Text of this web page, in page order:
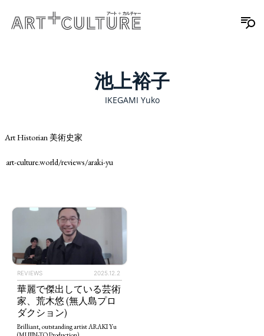
TAGS PEOPLE
池上裕子
IKEGAMI Yuko
Art Historian 美術史家
art-culture.world/reviews/araki-yu
REVIEWS 2025.12.2
華麗で傑出している芸術
家、荒木悠 (無人島プロ
ダクション)
Brilliant, outstanding artist ARAKI Yu